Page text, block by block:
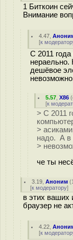
1 Биткоин
Внимание
4.47 ,
[к
C 2011
нераельно.
дешёвое
5.57 ,X86 (
[к
> C 2011
>
надо. А в
>
че ты
3.19 ,Аноним (
[к модератору]
в этих ваших
браузер не
4.22 ,
[к